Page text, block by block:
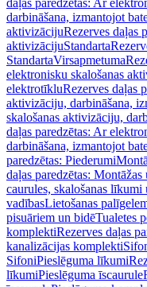
daļas paredzētas: Ar
darbināšana, izmantojot
aktivizācijuRezerves daļas
aktivizācijuStandarta
StandartaVirsapmetuma
elektronisku skalošanas
elektrotīkluRezerves daļas
aktivizāciju, darbināšana,
skalošanas aktivizāciju,
daļas paredzētas: Ar
darbināšana, izmantojot
paredzētas: Piederumi
daļas paredzētas:
caurules, skalošanas līkumi
vadībasLietošanas
pisuāriem un bidēTualetes
komplektiRezerves daļas
kanalizācijas komplekti
SifoniPieslēguma līkumi
līkumiPieslēguma īscaurule